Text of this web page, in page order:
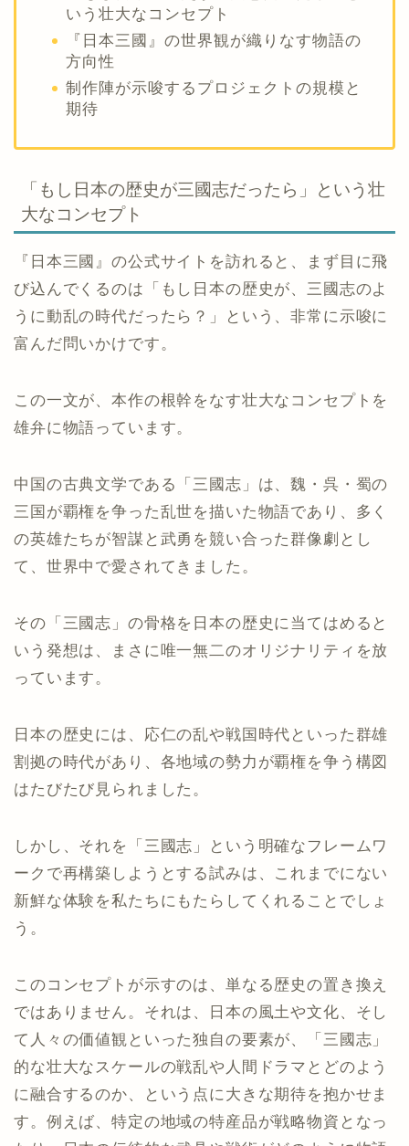
いう壮大なコンセプト
『日本三國』の世界観が織りなす物語の
方向性
制作陣が示唆するプロジェクトの規模と
期待
「もし日本の歴史が三國志だったら」という壮
大なコンセプト
『日本三國』の公式サイトを訪れると、まず目に飛
び込んでくるのは「もし日本の歴史が、三國志のよ
うに動乱の時代だったら？」という、非常に示唆に
富んだ問いかけです。
この一文が、本作の根幹をなす壮大なコンセプトを
雄弁に物語っています。
中国の古典文学である「三國志」は、魏・呉・蜀の
三国が覇権を争った乱世を描いた物語であり、多く
の英雄たちが智謀と武勇を競い合った群像劇とし
て、世界中で愛されてきました。
その「三國志」の骨格を日本の歴史に当てはめると
いう発想は、まさに唯一無二のオリジナリティを放
っています。
日本の歴史には、応仁の乱や戦国時代といった群雄
割拠の時代があり、各地域の勢力が覇権を争う構図
はたびたび見られました。
しかし、それを「三國志」という明確なフレームワ
ークで再構築しようとする試みは、これまでにない
新鮮な体験を私たちにもたらしてくれることでしょ
う。
このコンセプトが示すのは、単なる歴史の置き換え
ではありません。それは、日本の風土や文化、そし
て人々の価値観といった独自の要素が、「三國志」
的な壮大なスケールの戦乱や人間ドラマとどのよう
に融合するのか、という点に大きな期待を抱かせま
す。例えば、特定の地域の特産品が戦略物資となっ